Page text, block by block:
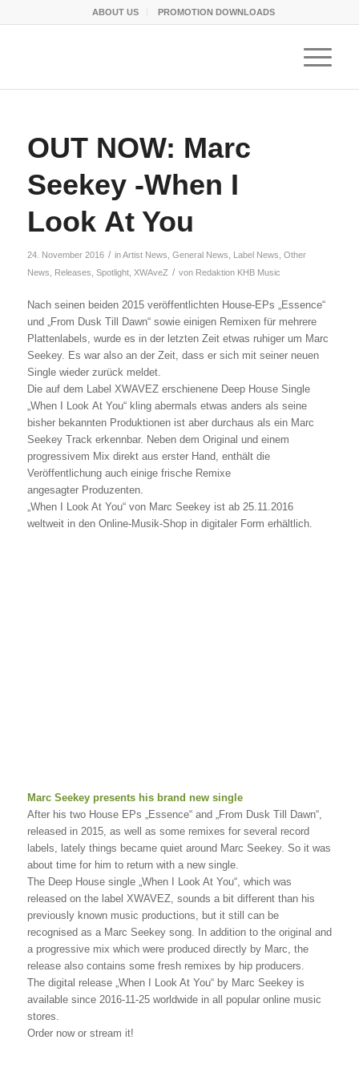
ABOUT US PROMOTION DOWNLOADS
OUT NOW: Marc
Seekey -When I
Look At You
24. November 2016 / inArtist News General News Label News Other
News
Releases Spotlight, XWAveZ / von Redaktion KHB Music
Nach seinen beiden 2015 veröffentlichten House-EPs „Essence“
und „From Dusk Till Dawn“ sowie einigen Remixen für mehrere
Plattenlabels, wurde es in der letzten Zeit etwas ruhiger um Marc
Seekey. Es war also an der Zeit, dass er sich mit seiner neuen
Single wieder zurück meldet.
Die auf dem Label XWAVEZ erschienene Deep House Single
„When I Look At You“ kling abermals etwas anders als seine
bisher bekannten Produktionen ist aber durchaus als ein Marc
Seekey Track erkennbar. Neben dem Original und einem
progressivem Mix direkt aus erster Hand, enthält die
Veröffentlichung auch einige frische Remixe
angesagter Produzenten.
„When I Look At You“ von Marc Seekey ist ab 25.11.2016
weltweit in den Online-Musik-Shop in digitaler Form erhältlich.
Marc Seekey presents his brand new single
After his two House EPs „Essence“ and „From Dusk Till Dawn“,
released in 2015, as well as some remixes for several record
labels, lately things became quiet around Marc Seekey. So it was
about time for him to return with a new single.
The Deep House single „When I Look At You“, which was
released on the label XWAVEZ, sounds a bit different than his
previously known music productions, but it still can be
recognised as a Marc Seekey song. In addition to the original and
a progressive mix which were produced directly by Marc, the
release also contains some fresh remixes by hip producers.
The digital release „When I Look At You“ by Marc Seekey is
available since 2016-11-25 worldwide in all popular online music
stores.
Order now or stream it!